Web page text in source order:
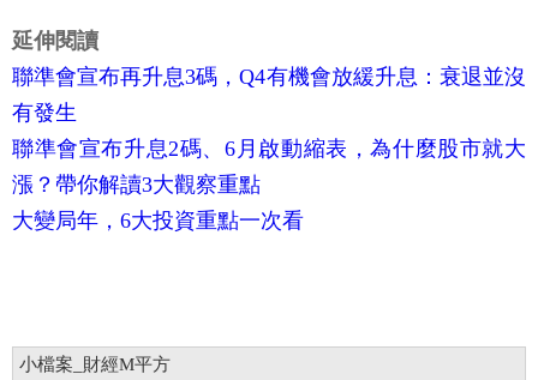
延伸閱讀
聯準會宣布再升息3碼，Q4有機會放緩升息：衰退並沒
有發生
聯準會宣布升息2碼、6月啟動縮表，為什麼股市就大
漲？帶你解讀3大觀察重點
大變局年，6大投資重點一次看
小檔案_財經M平方